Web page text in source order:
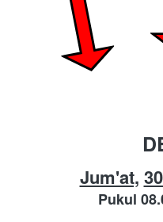
Jum'at,
Pukul